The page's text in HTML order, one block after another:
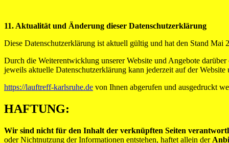
11. Aktualität und Änderung dieser Datenschutzerklärung
Diese Datenschutzerklärung ist aktuell gültig und hat den Stand Mai
Durch die Weiterentwicklung unserer Website und Angebote
jeweils aktuelle Datenschutzerklärung kann jederzeit auf der Website
https://lauftreff-karlsruhe.de von Ihnen abgerufen und ausgedruckt
HAFTUNG:
Wir sind nicht für den Inhalt der verknüpften Seiten
oder Nichtnutzung der Informationen entstehen, haftet allein der